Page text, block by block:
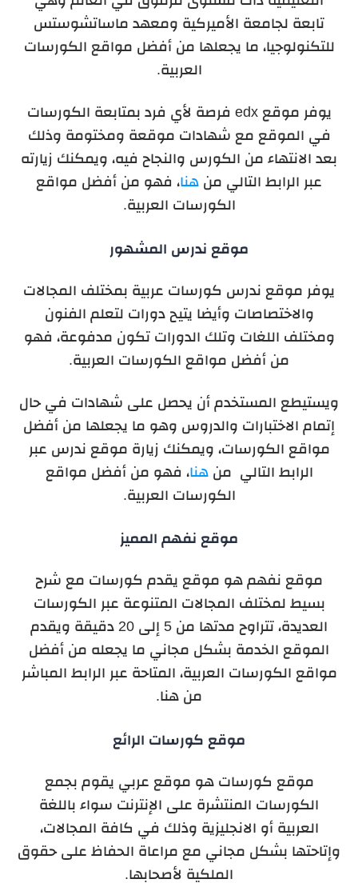
تابعة لجامعة الأميركية ومعهد ماساتشوستس
للتكنولوجيا، ما يجعلها من أفضل مواقع الكورسات
العربية.
يوفر موقع edx فرصة لأي فرد بمتابعة الكورسات
في الموقع مع شهادات موقعة ومختومة وذلك
بعد الانتهاء من الكورس والنجاح فيه، ويمكنك زيارته
عبر الرابط التالي من هنا، فهو من أفضل مواقع
الكورسات العربية.
موقع ندرس المشهور
يوفر موقع ندرس كورسات عربية بمختلف المجالات
والاختصاصات وأيضا يتيح دورات لتعلم الفنون
ومختلف اللغات وتلك الدورات تكون مدفوعة، فهو
من أفضل مواقع الكورسات العربية.
ويستيطع المستخدم أن يحصل على شهادات في حال
إتمام الاختبارات والدروس وهو ما يجعلها من أفضل
مواقع الكورسات، ويمكنك زيارة موقع ندرس عبر
الرابط التالي منهنا، فهو من أفضل مواقع
الكورسات العربية.
موقع نفهم المميز
موقع نفهم هو موقع يقدم كورسات مع شرح
بسيط لمختلف المجالات المتنوعة عبر الكورسات
العديدة، تتراوح مدتها من 5 إلى 20 دقيقة ويقدم
الموقع الخدمة بشكل مجاني ما يجعله من أفضل
مواقع الكورسات العربية، المتاحة عبر الرابط المباشر
من هنا.
موقع كورسات الرائع
موقع كورسات هو موقع عربي يقوم بجمع
الكورسات المنتشرة على الإنترنت سواء باللغة
العربية أو الانجليزية وذلك في كافة المجالات،
وإتاحتها بشكل مجاني مع مراعاة الحفاظ على حقوق
الملكية لأصحابها.